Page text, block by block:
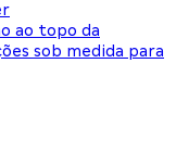
ao topo da
sob medida para